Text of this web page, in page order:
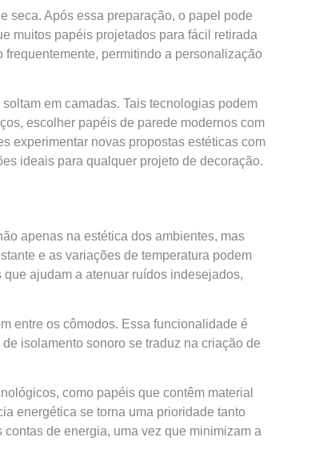
seca. Após essa preparação, o papel pode
muitos papéis projetados para fácil retirada
permitindo a personalização
em camadas. Tais tecnologias podem
escolher papéis de parede modernos com
experimentar novas propostas estéticas com
ideais para qualquer projeto de decoração.
apenas na estética dos ambientes, mas
e as variações de temperatura podem
ajudam a atenuar ruídos indesejados,
entre os cômodos. Essa funcionalidade é
isolamento sonoro se traduz na criação de
como papéis que contêm material
energética se torna uma prioridade tanto
de energia, uma vez que minimizam a